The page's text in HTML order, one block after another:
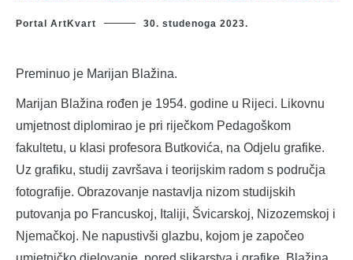
Portal ArtKvart 30. studenoga 2023.
Preminuo je Marijan Blažina.
Marijan Blažina rođen je 1954. godine u Rijeci. Likovnu
umjetnost diplomirao je pri riječkom Pedagoškom
fakultetu, u klasi profesora Butkovića, na Odjelu grafike.
Uz grafiku, studij završava i teorijskim radom s područja
fotografije. Obrazovanje nastavlja nizom studijskih
putovanja po Francuskoj, Italiji, Švicarskoj, Nizozemskoj i
Njemačkoj. Ne napustivši glazbu, kojom je započeo